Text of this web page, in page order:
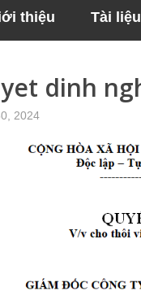
thiệu Tài
dinh
2024